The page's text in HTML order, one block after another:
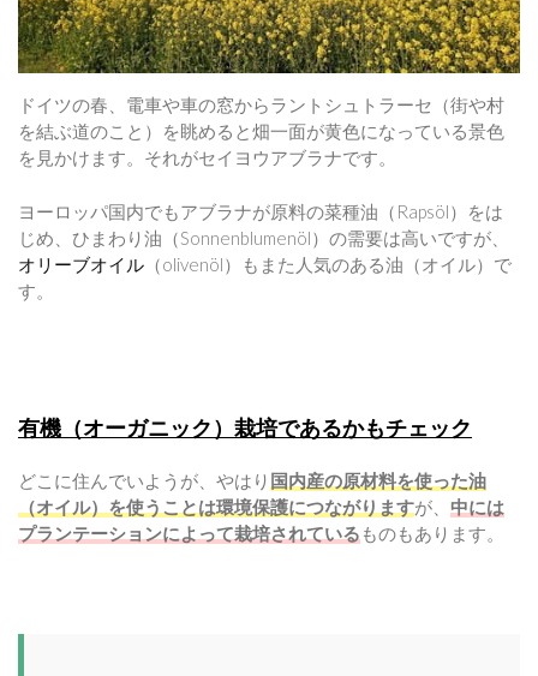
ドイツの春、電車や車の窓からラントシュトラーセ（街や村
を結ぶ道のこと）を眺めると畑一面が黄色になっている景色
を見かけます。それがセイヨウアブラナです。
ヨーロッパ国内でもアブラナが原料の菜種油（Rapsöl）をは
じめ、ひまわり油（Sonnenblumenöl）の需要は高いですが、
オリーブオイル （olivenöl）もまた人気のある油（オイル）で
す。
有機（オーガニック）栽培であるかもチェック
どこに住んでいようが、やはり 国内産の原材料を使った油
（オイル）を使うことは環境保護につながりますが、 中には
プランテーションによって栽培されている ものもあります。